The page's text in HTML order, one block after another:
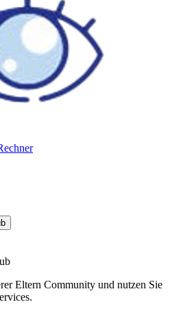
Eltern Community und nutzen Sie